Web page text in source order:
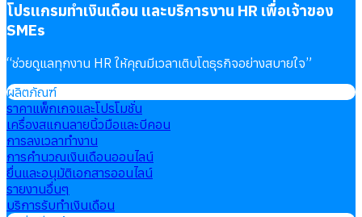
โปรแกรมทำเงินเดือน และบริการงาน HR เพื่อเจ้าของ
SMEs
“ช่วยดูแลทุกงาน HR ให้คุณมีเวลาเติบโตธุรกิจอย่างสบายใจ”
ผลิตภัณฑ์
ราคาแพ็กเกจและโปรโมชั่น
เครื่องสแกนลายนิ้วมือและบีคอน
การลงเวลาทำงาน
การคำนวณเงินเดือนออนไลน์
ยื่นและอนุมัติเอกสารออนไลน์
รายงานอื่นๆ
บริการรับทำเงินเดือน